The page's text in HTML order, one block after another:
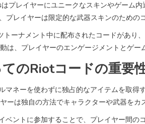
プレイヤーにユニークなスキンやゲーム
プレイヤーは限定的な武器スキンのための
トーナメント中に配布されたコードがあり
は、プレイヤーのエンゲージメントとゲー
のRiotコードの重要
マネーを使わずに独占的なアイテムを取
ーは独自の方法でキャラクターや武器をカ
ベントに参加することで、プレイヤー間